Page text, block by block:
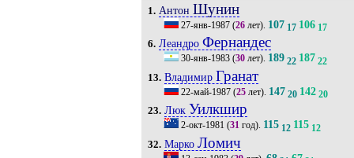
1. Антон Шунин
27-янв-1987(26лет). 107 17 106 17
6. Леандро Фернандес
30-янв-1983(30лет). 189 22 187 22
13. Владимир Гранат
22-май-1987(25лет). 147 20 142 20
23. Люк Уилкшир
2-окт-1981 (31год). 115 12 115 12
32. Марко Ломич